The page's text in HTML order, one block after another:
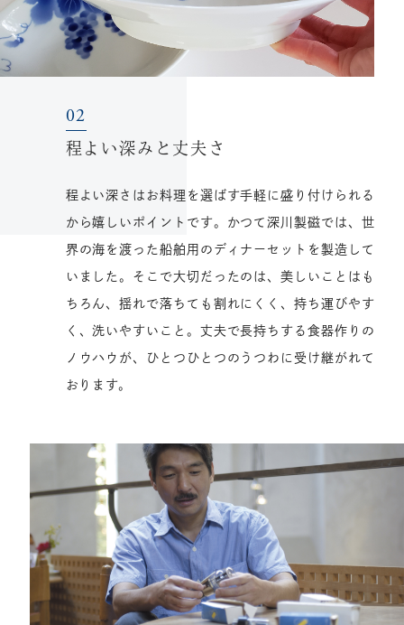
程よい深みと丈夫さ
程よい深さはお料理を選ばす手軽に盛り付けられる
から嬉しいポイントです。かつて深川製磁では、世
界の海を渡った船舶用のディナーセットを製造して
いました。そこで大切だったのは、美しいことはも
ちろん、揺れで落ちても割れにくく、持ち運びやす
く、洗いやすいこと。丈夫で長持ちする食器作りの
ノウハウが、ひとつひとつのうつわに受け継がれて
おります。